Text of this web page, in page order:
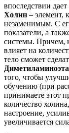
впоследствии дает
Холин – элемент,
незаменимым. С
показатели, а
системы. Причем,
влияет на
тело сможет
того, чтобы
обучению (при
принимаете этот
количество
настроение,
увеличивается